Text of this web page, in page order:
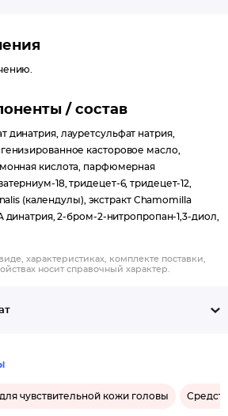
/ состав
динатрия, лауретсульфат натрия,
касторовое масло,
кислота, парфюмерная
18, тридецет-6, тридецет-12,
(календулы), экстракт Chamomilla
2-бром-2-нитропропан-1,3-диол,
характеристиках, комплекте поставки,
носит справочный характер.
чувствительной кожи головы